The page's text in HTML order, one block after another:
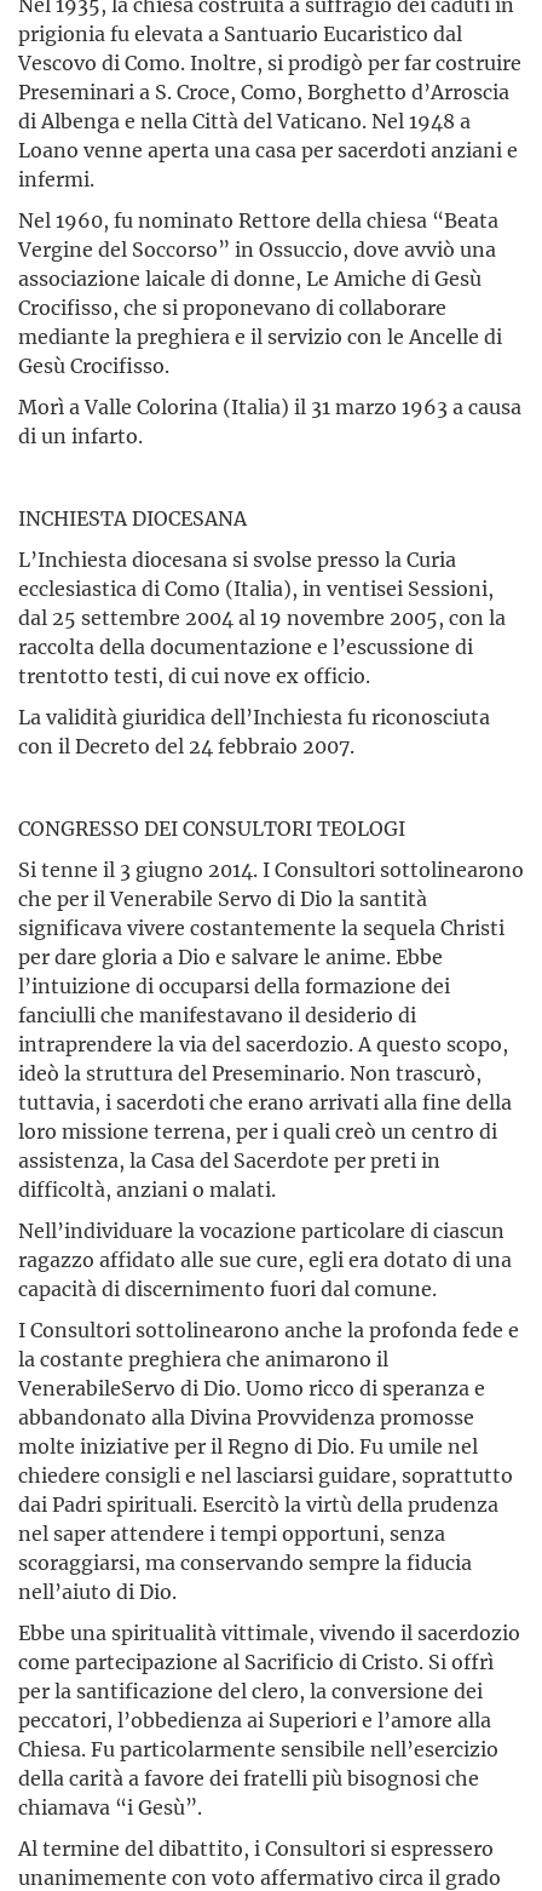
prigionia fu elevata a Santuario Eucaristico dal
Vescovo di Como. Inoltre, si prodigò per far costruire
Preseminari a S. Croce, Como, Borghetto d’Arroscia
di Albenga e nella Città del Vaticano. Nel 1948 a
Loano venne aperta una casa per sacerdoti anziani e
infermi.
Nel 1960, fu nominato Rettore della chiesa “Beata
Vergine del Soccorso” in Ossuccio, dove avviò una
associazione laicale di donne, Le Amiche di Gesù
Crocifisso, che si proponevano di collaborare
mediante la preghiera e il servizio con le Ancelle di
Gesù Crocifisso.
Morì a Valle Colorina (Italia) il 31 marzo 1963 a causa
di un infarto.
INCHIESTA DIOCESANA
L’Inchiesta diocesana si svolse presso la Curia
ecclesiastica di Como (Italia), in ventisei Sessioni,
dal 25 settembre 2004 al 19 novembre 2005, con la
raccolta della documentazione e l’escussione di
trentotto testi, di cui nove ex officio.
La validità giuridica dell’Inchiesta fu riconosciuta
con il Decreto del 24 febbraio 2007.
CONGRESSO DEI CONSULTORI TEOLOGI
Si tenne il 3 giugno 2014. I Consultori sottolinearono
che per il Venerabile Servo di Dio la santità
significava vivere costantemente la sequela Christi
per dare gloria a Dio e salvare le anime. Ebbe
l’intuizione di occuparsi della formazione dei
fanciulli che manifestavano il desiderio di
intraprendere la via del sacerdozio. A questo scopo,
ideò la struttura del Preseminario. Non trascurò,
tuttavia, i sacerdoti che erano arrivati alla fine della
loro missione terrena, per i quali creò un centro di
assistenza, la Casa del Sacerdote per preti in
difficoltà, anziani o malati.
Nell’individuare la vocazione particolare di ciascun
ragazzo affidato alle sue cure, egli era dotato di una
capacità di discernimento fuori dal comune.
I Consultori sottolinearono anche la profonda fede e
la costante preghiera che animarono il
VenerabileServo di Dio. Uomo ricco di speranza e
abbandonato alla Divina Provvidenza promosse
molte iniziative per il Regno di Dio. Fu umile nel
chiedere consigli e nel lasciarsi guidare, soprattutto
dai Padri spirituali. Esercitò la virtù della prudenza
nel saper attendere i tempi opportuni, senza
scoraggiarsi, ma conservando sempre la fiducia
nell’aiuto di Dio.
Ebbe una spiritualità vittimale, vivendo il sacerdozio
come partecipazione al Sacrificio di Cristo. Si offrì
per la santificazione del clero, la conversione dei
peccatori, l’obbedienza ai Superiori e l’amore alla
Chiesa. Fu particolarmente sensibile nell’esercizio
della carità a favore dei fratelli più bisognosi che
chiamava “i Gesù”.
Al termine del dibattito, i Consultori si espressero
unanimemente con voto affermativo circa il grado